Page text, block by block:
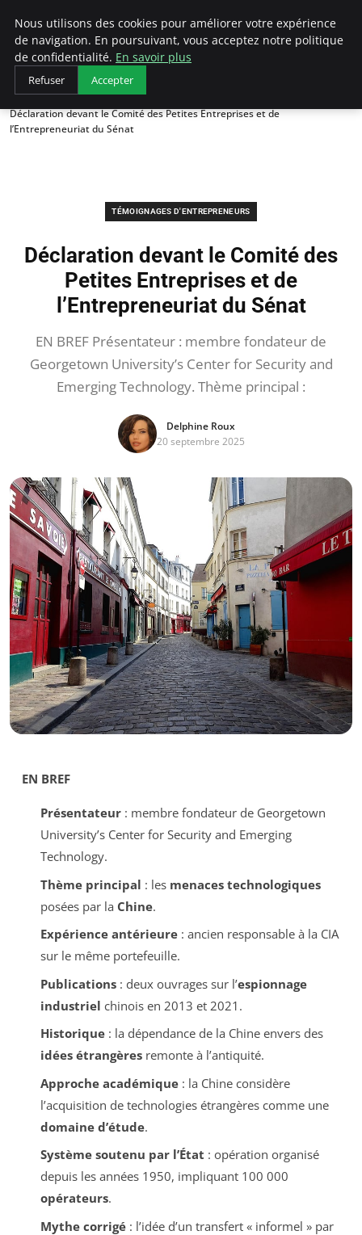
LECFCM
Accueil
Témoignages d'entrepreneurs
Déclaration devant le Comité des Petites Entreprises et de
l’Entrepreneuriat du Sénat
TÉMOIGNAGES D'ENTREPRENEURS
Déclaration devant le Comité des
Petites Entreprises et de
l’Entrepreneuriat du Sénat
EN BREF Présentateur : membre fondateur de
Georgetown University’s Center for Security and
Emerging Technology. Thème principal :
Delphine Roux
20 septembre 2025
EN BREF
Présentateur: membre fondateur de Georgetown
University’s Center for Security and Emerging
Technology.
Thème principal : les menaces technologiques
posées par la Chine.
Expérience antérieure: ancien responsable à la CIA
sur le même portefeuille.
Publications: deux ouvrages sur l’espionnage
industriel chinois en 2013 et 2021.
Historique: la dépendance de la Chine envers des
idées étrangèresremonte à l’antiquité.
Approche académique: la Chine considère
l’acquisition de technologies étrangères comme une
domaine d’étude.
Système soutenu par l’État : opération organisé
depuis les années 1950, impliquant 100 000
opérateurs.
Mythe corrigé: l’idée d’un transfert « informel » par
Nous utilisons des cookies pour améliorer votre expérience
de navigation. En poursuivant, vous acceptez notre politique
de confidentialité. En savoir plus
Refuser Accepter